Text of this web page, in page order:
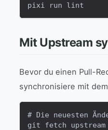
pixi run lint
Mit Upstream
Bevor du einen Pull-
synchronisiere mit
# Die neuesten
git fetch upstream